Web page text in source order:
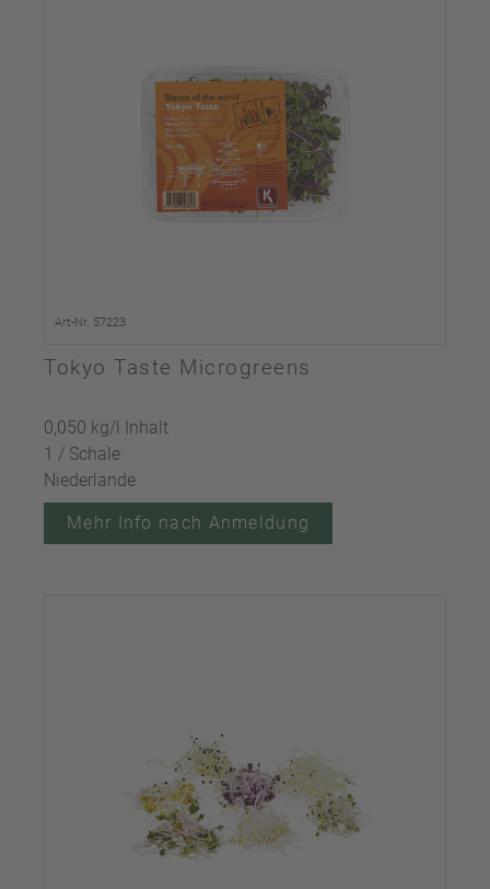
Art-Nr. 57223
Tokyo Taste Microgreens
0,050 kg/l Inhalt
1 / Schale
Niederlande
Mehr Info nach Anmeldung